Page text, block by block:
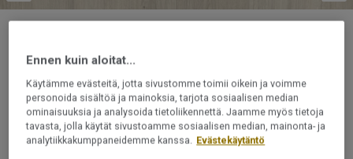
Iconik T-Extra | Powell Oak Grey
Iconik T-Extra on vinyylilattia, johon kuuluu laaja
valikoima ajattomia kuoseja luonnollisista puu- ja
kivikuoseista aina klassisiin shakkiruutuihin. Lattia, joka
on käytännöllinen, kestävä, helppohoitoinen, tyylikäs
Ennen kuin aloitat...
Käytämme evästeitä, jotta sivustomme toimii oikein ja voimme
personoida sisältöä ja mainoksia, tarjota sosiaalisen median
ominaisuuksia ja analysoida tietoliikennettä. Jaamme myös tietoja
tavasta, jolla käytät sivustoamme sosiaalisen median, mainonta- ja
analytiikkakumppaneidemme kanssa. Evästekäytäntö